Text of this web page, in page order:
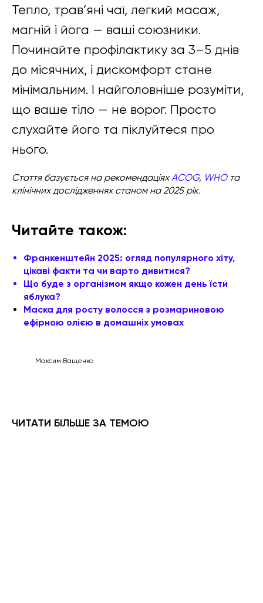
Тепло, трав’яні чаї, легкий масаж,
магній і йога — ваші союзники.
Починайте профілактику за 3–5 днів
до місячних, і дискомфорт стане
мінімальним. І найголовніше розуміти,
що ваше тіло — не ворог. Просто
слухайте його та піклуйтеся про
нього.
Стаття базується на рекомендаціяхACOG, WHOта
клінічних дослідженнях станом на 2025 рік.
Читайте також:
Франкенштейн 2025: огляд популярного хіту,
цікаві факти та чи варто дивитися?
Що буде з організмом якщо кожен день їсти
яблука?
Маска для росту волосся з розмариновою
ефірною олією в домашніх умовах
Максим Ващенко
ЧИТАТИ БІЛЬШЕ ЗА ТЕМОЮ